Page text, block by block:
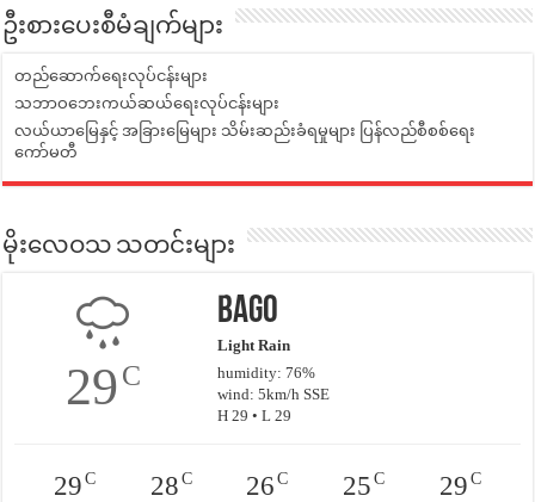
ဦးစားပေးစီမံချက်များ
တည်ဆောက်ရေးလုပ်ငန်းများ
သဘာဝဘေးကယ်ဆယ်ရေးလုပ်ငန်းများ
လယ်ယာမြေနှင့် အခြားမြေများ သိမ်းဆည်းခံရမှုများ ပြန်လည်စီစစ်ရေး
ကော်မတီ
မိုးလေဝသ သတင်းများ
29C
Bago
Light Rain
humidity: 76%
wind: 5km/h SSE
H 29 • L 29
29C 28C 26 C 25C 29C